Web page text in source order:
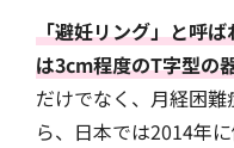
「避妊リング」と呼
は3cm程度のT字型の
だけでなく、月経困
ら、日本では2014年